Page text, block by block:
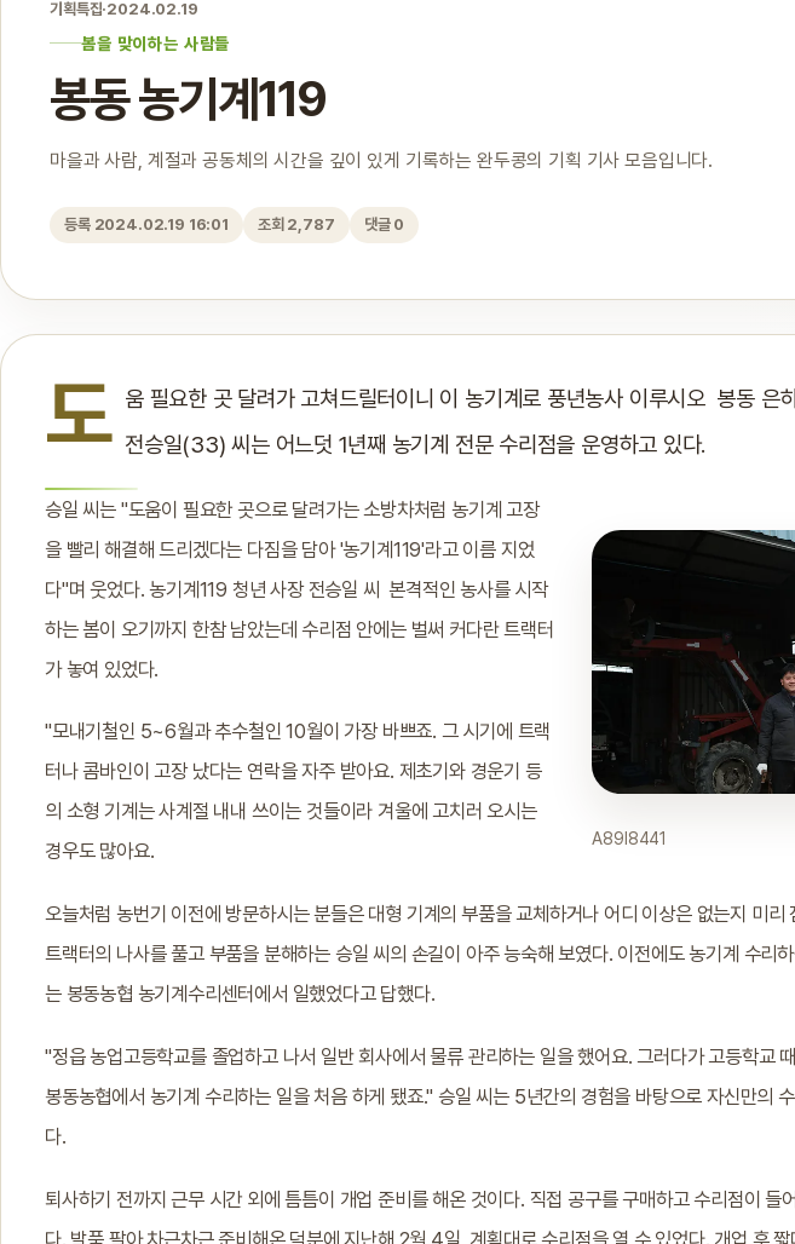
기획특집·2024.02.19
봄을 맞이하는 사람들
봉동 농기계119
마을과 사람, 계절과 공동체의 시간을 깊이 있게 기록하는 완두콩의 기획 기사 모음입니다.
등록 2024.02.19 16:01 조회 2,787 댓글 0
도 움 필요한 곳 달려가 고쳐드릴터이니 이 농기계로 풍년농사 이루시오 봉동 은
전승일(33) 씨는 어느덧 1년째 농기계 전문 수리점을 운영하고 있다.
A89I8441
승일 씨는 "도움이 필요한 곳으로 달려가는 소방차처럼 농기계 고장
을 빨리 해결해 드리겠다는 다짐을 담아 '농기계119'라고 이름 지었
다"며 웃었다. 농기계119 청년 사장 전승일 씨 본격적인 농사를 시작
하는 봄이 오기까지 한참 남았는데 수리점 안에는 벌써 커다란 트랙터
가 놓여 있었다.
"모내기철인 5~6월과 추수철인 10월이 가장 바쁘죠. 그 시기에 트랙
터나 콤바인이 고장 났다는 연락을 자주 받아요. 제초기와 경운기 등
의 소형 기계는 사계절 내내 쓰이는 것들이라 겨울에 고치러 오시는
경우도 많아요.
오늘처럼 농번기 이전에 방문하시는 분들은 대형 기계의 부품을 교체하거나 어디 이상은 없는지 미리
트랙터의 나사를 풀고 부품을 분해하는 승일 씨의 손길이 아주 능숙해 보였다. 이전에도 농기계 수리
는 봉동농협 농기계수리센터에서 일했었다고 답했다.
"정읍 농업고등학교를 졸업하고 나서 일반 회사에서 물류 관리하는 일을 했어요. 그러다가 고등학교
봉동농협에서 농기계 수리하는 일을 처음 하게 됐죠." 승일 씨는 5년간의 경험을 바탕으로 자신만의
다.
퇴사하기 전까지 근무 시간 외에 틈틈이 개업 준비를 해온 것이다. 직접 공구를 구매하고 수리점이 들
다. 발품 팔아 차근차근 준비해온 덕분에 지난해 2월 4일, 계획대로 수리점을 열 수 있었다. 개업 후